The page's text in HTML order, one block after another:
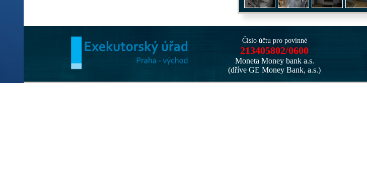
Číslo účtu pro povinné
213405802/0600
Moneta Money bank a.s.
(dříve GE Money Bank, a.s.)